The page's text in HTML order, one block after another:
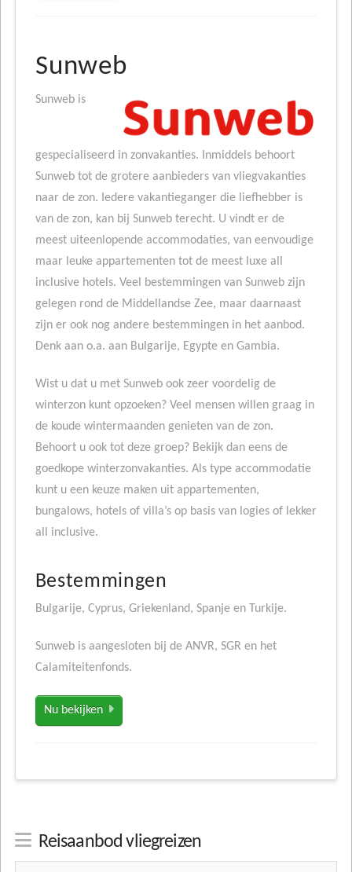
Sunweb
Sunweb is
gespecialiseerd in zonvakanties. Inmiddels behoort
Sunweb tot de grotere aanbieders van vliegvakanties
naar de zon. Iedere vakantieganger die liefhebber is
van de zon, kan bij Sunweb terecht. U vindt er de
meest uiteenlopende accommodaties, van eenvoudige
maar leuke appartementen tot de meest luxe all
inclusive hotels. Veel bestemmingen van Sunweb zijn
gelegen rond de Middellandse Zee, maar daarnaast
zijn er ook nog andere bestemmingen in het aanbod.
Denk aan o.a. aan Bulgarije, Egypte en Gambia.
Wist u dat u met Sunweb ook zeer voordelig de
winterzon kunt opzoeken? Veel mensen willen graag in
de koude wintermaanden genieten van de zon.
Behoort u ook tot deze groep? Bekijk dan eens de
goedkope winterzonvakanties. Als type accommodatie
kunt u een keuze maken uit appartementen,
bungalows, hotels of villa’s op basis van logies of lekker
all inclusive.
Bestemmingen
Bulgarije, Cyprus, Griekenland, Spanje en Turkije.
Sunweb is aangesloten bij de ANVR, SGR en het
Calamiteitenfonds.
Nu bekijken
Reisaanbod vliegreizen